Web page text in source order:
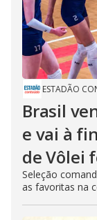
ESTADÃO
Brasil
e vai à
de Vôlei
Seleção
as favoritas na